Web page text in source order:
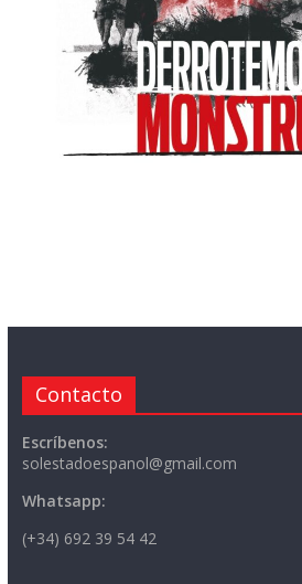
Contacto
Escríbenos:
solestadoespanol@gmail.com
Whatsapp:
(+34) 692 39 54 42